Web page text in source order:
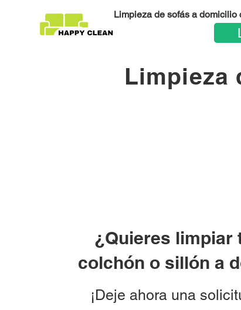
Limpieza de sofás a domicilio
Limpieza
¿Quieres limpiar
colchón o sillón a
¡Deje ahora una